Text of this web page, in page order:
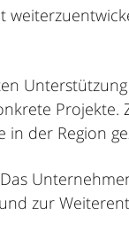
Projekte.
der Region
zur